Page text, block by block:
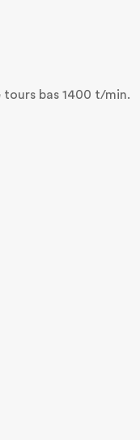
bas 1400 t/min.